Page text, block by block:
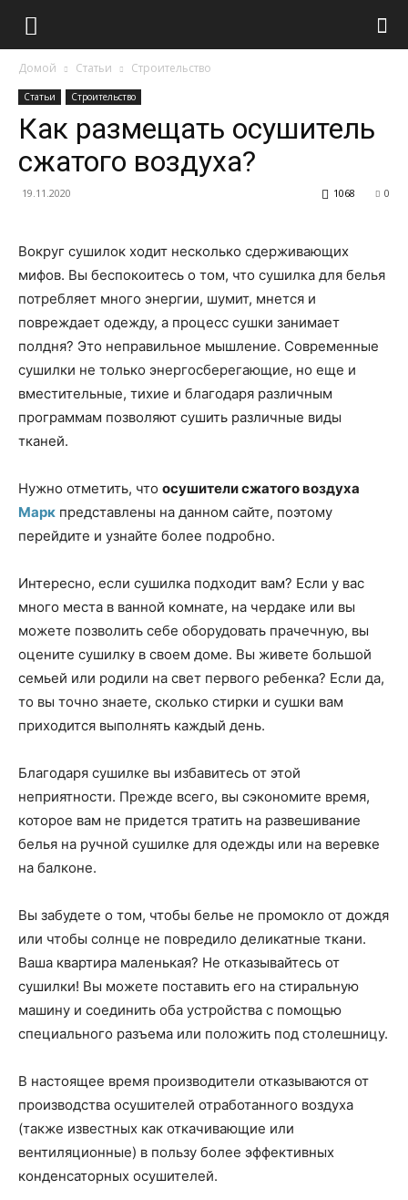
Домой Статьи Строительство
Статьи Строительство
Как размещать осушитель
сжатого воздуха?
19.11.2020 0
1068
Вокруг сушилок ходит несколько сдерживающих
мифов. Вы беспокоитесь о том, что сушилка для белья
потребляет много энергии, шумит, мнется и
повреждает одежду, а процесс сушки занимает
полдня? Это неправильное мышление. Современные
сушилки не только энергосберегающие, но еще и
вместительные, тихие и благодаря различным
программам позволяют сушить различные виды
тканей.
Нужно отметить, что осушители сжатого воздуха
Марк представлены на данном сайте, поэтому
перейдите и узнайте более подробно.
Интересно, если сушилка подходит вам? Если у вас
много места в ванной комнате, на чердаке или вы
можете позволить себе оборудовать прачечную, вы
оцените сушилку в своем доме. Вы живете большой
семьей или родили на свет первого ребенка? Если да,
то вы точно знаете, сколько стирки и сушки вам
приходится выполнять каждый день.
Благодаря сушилке вы избавитесь от этой
неприятности. Прежде всего, вы сэкономите время,
которое вам не придется тратить на развешивание
белья на ручной сушилке для одежды или на веревке
на балконе.
Вы забудете о том, чтобы белье не промокло от дождя
или чтобы солнце не повредило деликатные ткани.
Ваша квартира маленькая? Не отказывайтесь от
сушилки! Вы можете поставить его на стиральную
машину и соединить оба устройства с помощью
специального разъема или положить под столешницу.
В настоящее время производители отказываются от
производства осушителей отработанного воздуха
(также известных как откачивающие или
вентиляционные) в пользу более эффективных
конденсаторных осушителей.